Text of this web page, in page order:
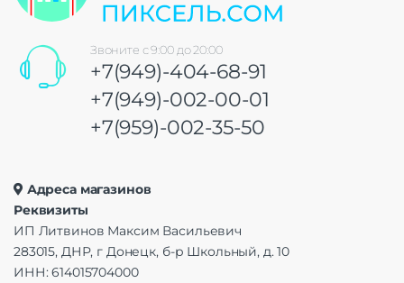
Звоните с 9:00 до 20:00
+7(949)-404-68-91
+7(949)-002-00-01
+7(959)-002-35-50
Адреса магазинов
Реквизиты
ИП Литвинов Максим Васильевич
283015, ДНР, г Донецк, б-р Школьный, д. 10
ИНН: 614015704000